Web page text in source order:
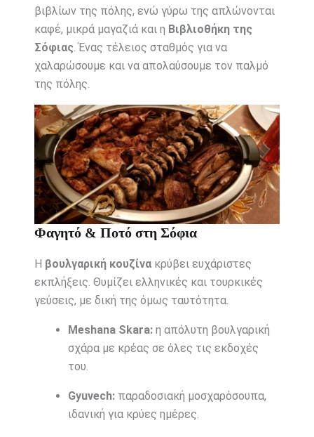
βιβλίων της πόλης, ενώ γύρω της απλώνονται
καφέ, μικρά μαγαζιά και η Βιβλιοθήκη της
Σόφιας. Ένας τέλειος σταθμός για να
χαλαρώσουμε και να απολαύσουμε τον παλμό
της πόλης.
Φαγητό & Ποτό στη Σόφια
Η βουλγαρική κουζίνακρύβει ευχάριστες
εκπλήξεις. Θυμίζει ελληνικές και τουρκικές
γεύσεις, με δική της όμως ταυτότητα.
Meshana Skara:η απόλυτη βουλγαρική
σχάρα με κρέας σε όλες τις εκδοχές
του.
Gyuvech:παραδοσιακή μοσχαρόσουπα,
ιδανική για κρύες ημέρες.